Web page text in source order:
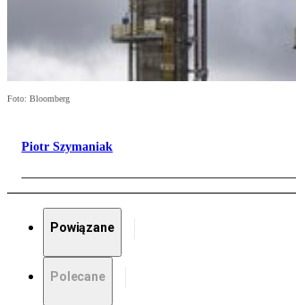
Foto: Bloomberg
Piotr Szymaniak
Powiązane
Polecane